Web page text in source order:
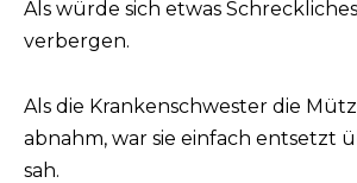
Als würde sich etwas
verbergen.
Als die Krankenschwester die
abnahm, war sie einfach entsetzt
sah.